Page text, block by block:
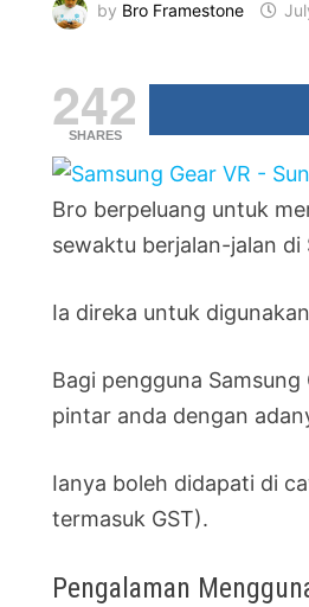
by Bro Framestone
242
SHARES
Bro berpeluang untuk
sewaktu berjalan-jalan di
Ia direka untuk
Bagi pengguna
pintar anda dengan
Ianya boleh didapati di
termasuk GST).
Pengalaman